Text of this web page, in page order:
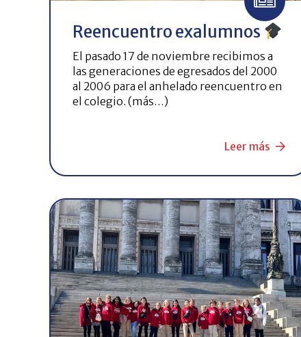
Reencuentro exalumnos
El pasado 17 de noviembre recibimos a
las generaciones de egresados del 2000
al 2006 para el anhelado reencuentro en
el colegio. (más…)
Leer más